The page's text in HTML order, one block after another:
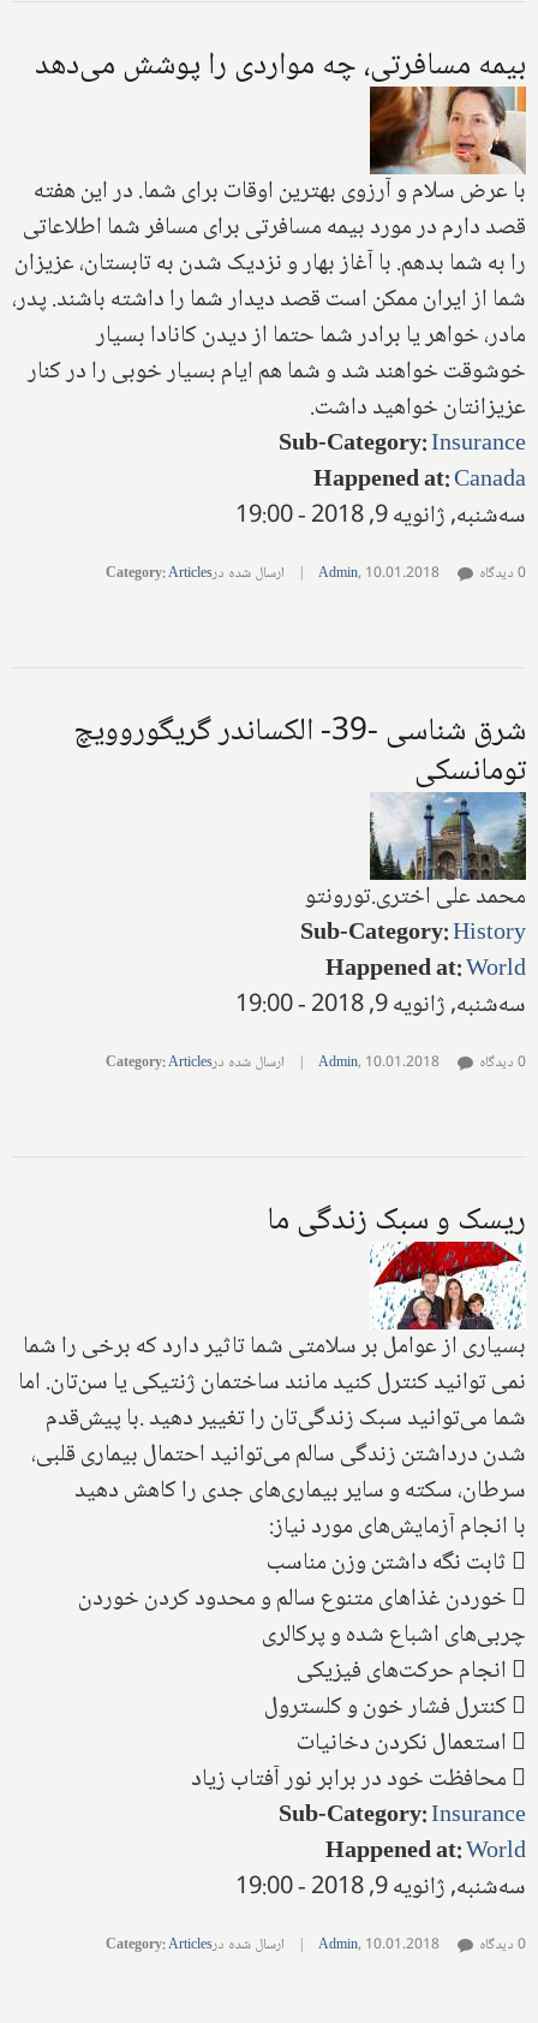
بیمه مسافرتی، چه مواردی را پوشش می‌دهد
با عرض سلام و آرزوی بهترین اوقات برای شما. در این هفته
قصد دارم در مورد بیمه مسافرتی برای مسافر شما اطلاعاتی
را به شما بدهم. با آغاز بهار و نزدیک شدن به تابستان، عزیزان
شما از ایران ممکن است قصد دیدار شما را داشته باشند. پدر،
مادر، خواهر یا برادر شما حتما از دیدن کانادا بسیار
خوشوقت خواهند شد و شما هم ایام بسیار خوبی را در کنار
عزیزانتان خواهید داشت.
Sub-Category:Insurance
Happened at:Canada
سه‌شنبه, ژانویه 9, 2018 - 19:00
Admin, 10.01.2018
| ارسال شده در Category:Articles 0 دیدگاه
شرق شناسی -39- الکساندر گریگوروویچ
تومانسکی
محمد علی اختری.تورونتو
Sub-Category:History
Happened at:World
سه‌شنبه, ژانویه 9, 2018 - 19:00
Admin, 10.01.2018
| ارسال شده در Category:Articles 0 دیدگاه
ریسک و سبک زندگی ما
بسیاری از عوامل بر سلامتی شما تاثیر دارد که برخی را شما
نمی توانید کنترل کنید مانند ساختمان ژنتیکی یا سن‌تان‌. اما
شما می‌توانید سبک زندگی‌تان را تغییر دهید .با پیش‌قدم
شدن درداشتن زندگی سالم می‌توانید احتمال بیماری‌ قلبی‌،
سرطان‌، سکته و سایر بیماری‌های جدی را کاهش دهید
با انجام آزمایش‌های مورد نیاز:
 ثابت نگه داشتن وزن مناسب
 خوردن غذاهای متنوع سالم و محدود کردن خوردن
چربی‌های اشباع شده و پر‌کالری
 انجام حرکت‌های فیزیکی
 کنترل فشار خون و کلسترول
 استعمال نکردن دخانیات
 محافظت خود در برابر نور آفتاب زیاد
Sub-Category:Insurance
Happened at:World
سه‌شنبه, ژانویه 9, 2018 - 19:00
Admin, 10.01.2018
| ارسال شده در Category:Articles 0 دیدگاه